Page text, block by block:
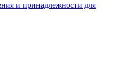
и принадлежности для